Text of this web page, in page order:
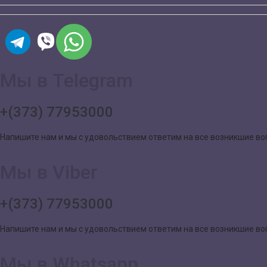
+(373) 77953000
Напишите нам и мы с удовольствием ответим на все возникшие
+(373) 77953000
Напишите нам и мы с удовольствием ответим на все возникшие